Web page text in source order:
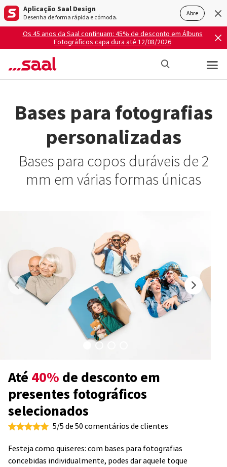
Aplicação Saal Design
Desenha de forma rápida e cómoda. Abre
Os 45 anos da Saal continuam: 45% de desconto em Álbuns
Fotográficos capa dura até 12/08/2026
Bases para fotografias
personalizadas
Bases para copos duráveis de 2
mm em várias formas únicas
Até 40% de desconto em
presentes fotográficos
selecionados
5/5 de 50 comentários de clientes
Festeja como quiseres: com bases para fotografias
concebidas individualmente, podes dar aquele toque